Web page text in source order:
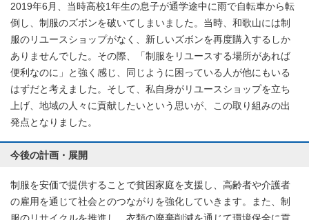
2019年6月、当時高校1年生の息子が通学途中に雨で自転車から転
倒し、制服のズボンを破いてしまいました。当時、和歌山には制
服のリユースショップがなく、新しいズボンを再度購入するしか
ありませんでした。その際、「制服をリユースする場所があれば
便利なのに」と強く感じ、同じように困っている人が他にもいる
はずだと考えました。そして、私自身がリユースショップを立ち
上げ、地域の人々に貢献したいという思いが、この取り組みの出
発点となりました。
今後の計画・展開
制服を安価で提供することで貧困家庭を支援し、高齢者や介護者
の雇用を通じて社会とのつながりを強化していきます。また、制